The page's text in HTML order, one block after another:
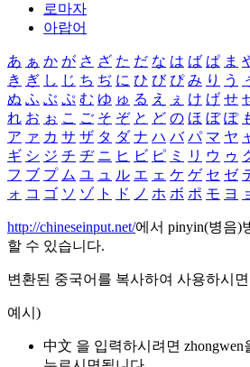
로마자
아랍어
あ ぁ か が さ ざ た だ な は ば ぱ ま
き ぎ し じ ち ぢ に ひ び ぴ み り う
ぬ ふ ぶ ぷ む ゆ ゅ る え ぇ け げ せ
れ お ぉ こ ご そ ぞ と ど の ほ ぼ ぽ
ア ァ カ サ ザ タ ダ ナ ハ バ パ マ ヤ
ギ シ ジ チ ヂ ニ ヒ ビ ピ ミ リ ウ ゥ
フ ブ プ ム ユ ュ ル エ ェ ケ ゲ セ ゼ
ォ コ ゴ ソ ゾ ト ド ノ ホ ボ ポ モ ヨ
http://chineseinput.net/에서 pinyin(병음)
할 수 있습니다.
변환된 중국어를 복사하여 사용하시
예시)
中文 을 입력하시려면 zhongwen